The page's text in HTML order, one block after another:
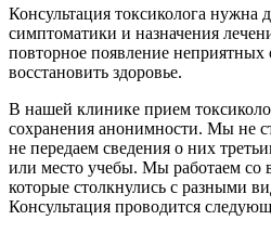
Консультация токсиколога нужна
симптоматики и назначения
повторное появление
восстановить здоровье.
В нашей клинике прием
сохранения анонимности. Мы не
не передаем сведения о них
или место учебы. Мы работаем со
которые столкнулись с разными
Консультация проводится